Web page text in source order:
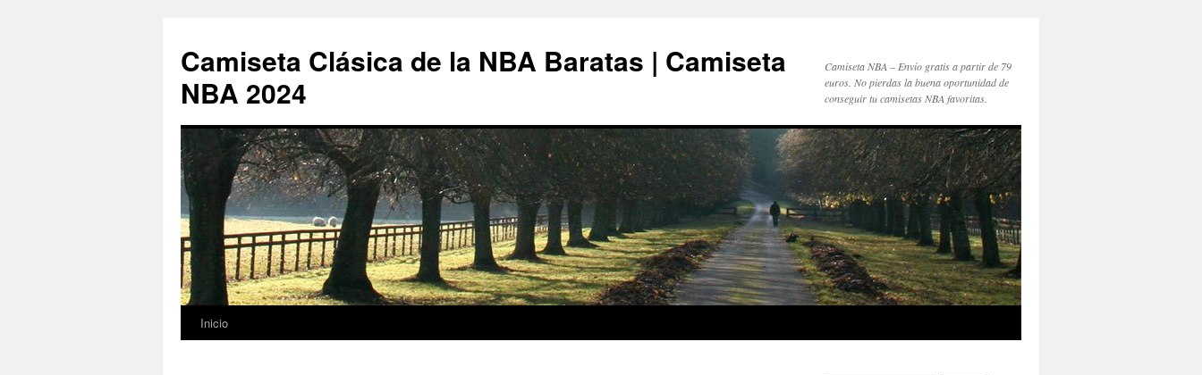
Camiseta Clásica de la NBA Baratas | Camiseta
NBA 2024
Camiseta NBA – Envío gratis a partir de 79
euros. No pierdas la buena oportunidad de
conseguir tu camisetas NBA favoritas.
Saltar
Inicio